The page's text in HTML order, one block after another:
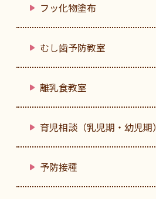
フッ化物塗布
むし歯予防教室
離乳食教室
育児相談（乳児期・幼児期）
予防接種